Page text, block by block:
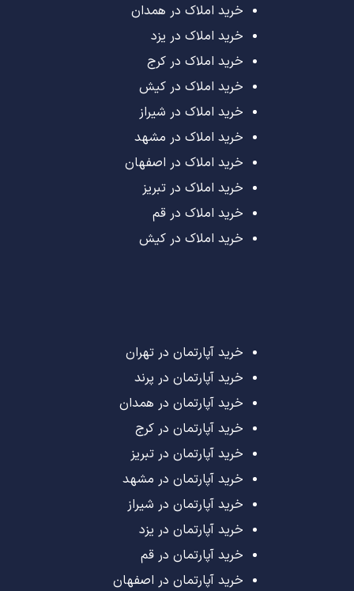
خرید املاک در همدان
خرید املاک در یزد
خرید املاک در کرج
خرید املاک در کیش
خرید املاک در شیراز
خرید املاک در مشهد
خرید املاک در اصفهان
خرید املاک در تبریز
خرید املاک در قم
خرید املاک در کیش
خرید آپارتمان در تهران
خرید آپارتمان در پرند
خرید آپارتمان در همدان
خرید آپارتمان در کرج
خرید آپارتمان در تبریز
خرید آپارتمان در مشهد
خرید آپارتمان در شیراز
خرید آپارتمان در یزد
خرید آپارتمان در قم
خرید آپارتمان در اصفهان